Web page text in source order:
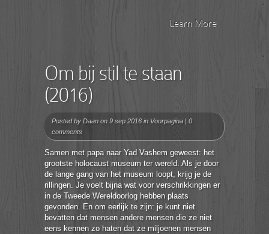
Learn More
Om bij stil te staan
(2016)
Posted by Daan on 9 sep 2016 in Voorpagina | 0
comments
Samen met papa naar Yad Vashem geweest: het
grootste holocaust museum ter wereld. Als je door
de lange gang van het museum loopt, krijg je de
rillingen. Je voelt bijna wat voor verschrikkingen er
in de Tweede Wereldoorlog hebben plaats
gevonden. En om eerlijk te zijn: je kunt niet
bevatten dat mensen andere mensen die ze niet
eens kennen zo haten dat ze miljoenen mensen